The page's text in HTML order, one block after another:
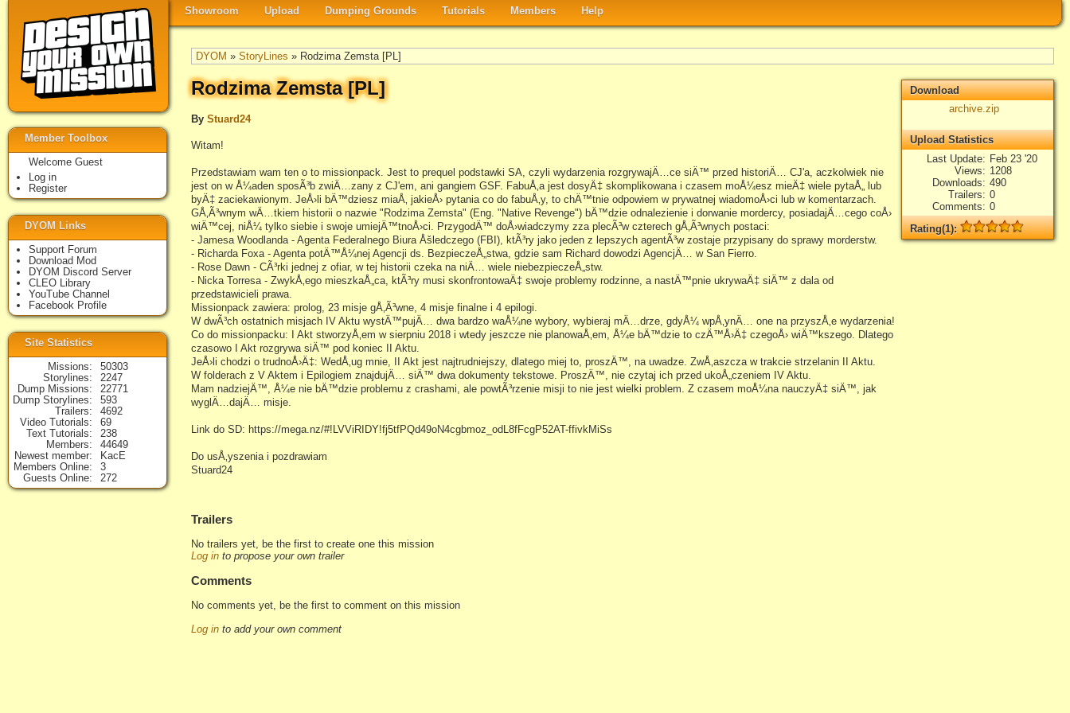
Showroom Upload Dumping Grounds Tutorials Members Help
DYOM » StoryLines » Rodzima Zemsta [PL]
Rodzima Zemsta [PL]
By Stuard24
Witam!
Przedstawiam wam ten o to missionpack. Jest to prequel podstawki SA, czyli wydarzenia rozgrywajÄ…ce siÄ™ przed historiÄ… CJ'a, aczkolwiek nie
jest on w Å¼aden sposÃ³b zwiÄ…zany z CJ'em, ani gangiem GSF. FabuÅ‚a jest dosyÄ‡ skomplikowana i czasem moÅ¼esz mieÄ‡ wiele pytaÅ„ lub
byÄ‡ zaciekawionym. JeÅ›li bÄ™dziesz miaÅ‚ jakieÅ› pytania co do fabuÅ‚y, to chÄ™tnie odpowiem w prywatnej wiadomoÅ›ci lub w komentarzach.
GÅ‚Ã³wnym wÄ…tkiem historii o nazwie "Rodzima Zemsta" (Eng. "Native Revenge") bÄ™dzie odnalezienie i dorwanie mordercy, posiadajÄ…cego coÅ›
wiÄ™cej, niÅ¼ tylko siebie i swoje umiejÄ™tnoÅ›ci. PrzygodÄ™ doÅ›wiadczymy zza plecÃ³w czterech gÅ‚Ã³wnych postaci:
- Jamesa Woodlanda - Agenta Federalnego Biura Åšledczego (FBI), ktÃ³ry jako jeden z lepszych agentÃ³w zostaje przypisany do sprawy morderstw.
- Richarda Foxa - Agenta potÄ™Å¼nej Agencji ds. BezpieczeÅ„stwa, gdzie sam Richard dowodzi AgencjÄ… w San Fierro.
- Rose Dawn - CÃ³rki jednej z ofiar, w tej historii czeka na niÄ… wiele niebezpieczeÅ„stw.
- Nicka Torresa - ZwykÅ‚ego mieszkaÅ„ca, ktÃ³ry musi skonfrontowaÄ‡ swoje problemy rodzinne, a nastÄ™pnie ukrywaÄ‡ siÄ™ z dala od
przedstawicieli prawa.
Missionpack zawiera: prolog, 23 misje gÅ‚Ã³wne, 4 misje finalne i 4 epilogi.
W dwÃ³ch ostatnich misjach IV Aktu wystÄ™pujÄ… dwa bardzo waÅ¼ne wybory, wybieraj mÄ…drze, gdyÅ¼ wpÅ‚ynÄ… one na przyszÅ‚e wydarzenia!
Co do missionpacku: I Akt stworzyÅ‚em w sierpniu 2018 i wtedy jeszcze nie planowaÅ‚em, Å¼e bÄ™dzie to czÄ™Å›Ä‡ czegoÅ› wiÄ™kszego. Dlatego
czasowo I Akt rozgrywa siÄ™ pod koniec II Aktu.
JeÅ›li chodzi o trudnoÅ›Ä‡: WedÅ‚ug mnie, II Akt jest najtrudniejszy, dlatego miej to, proszÄ™, na uwadze. ZwÅ‚aszcza w trakcie strzelanin II Aktu.
W folderach z V Aktem i Epilogiem znajdujÄ… siÄ™ dwa dokumenty tekstowe. ProszÄ™, nie czytaj ich przed ukoÅ„czeniem IV Aktu.
Mam nadziejÄ™, Å¼e nie bÄ™dzie problemu z crashami, ale powtÃ³rzenie misji to nie jest wielki problem. Z czasem moÅ¼na nauczyÄ‡ siÄ™, jak
wyglÄ…dajÄ… misje.
Link do SD: https://mega.nz/#!LVViRIDY!fj5tfPQd49oN4cgbmoz_odL8fFcgP52AT-ffivkMiSs
Do usÅ‚yszenia i pozdrawiam
Stuard24
Download
archive.zip
Upload Statistics
Last Update
Feb 23 '20
Views
1208
Downloads
490
Trailers
0
Comments
0
Rating(1):
Rated1times, Average5
Trailers
No trailers yet, be the first to create one this mission
Log in to propose your own trailer
Comments
No comments yet, be the first to comment on this mission
Log in to add your own comment
Member Toolbox
Welcome Guest
Log in
Register
DYOM Links
Support Forum
Download Mod
DYOM Discord Server
CLEO Library
YouTube Channel
Facebook Profile
Site Statistics
Missions
50303
Storylines
2247
Dump Missions
22771
Dump Storylines
593
Trailers
4692
Video Tutorials
69
Text Tutorials
238
Members
44649
Newest member
KacE
Members Online
3
Guests Online
272